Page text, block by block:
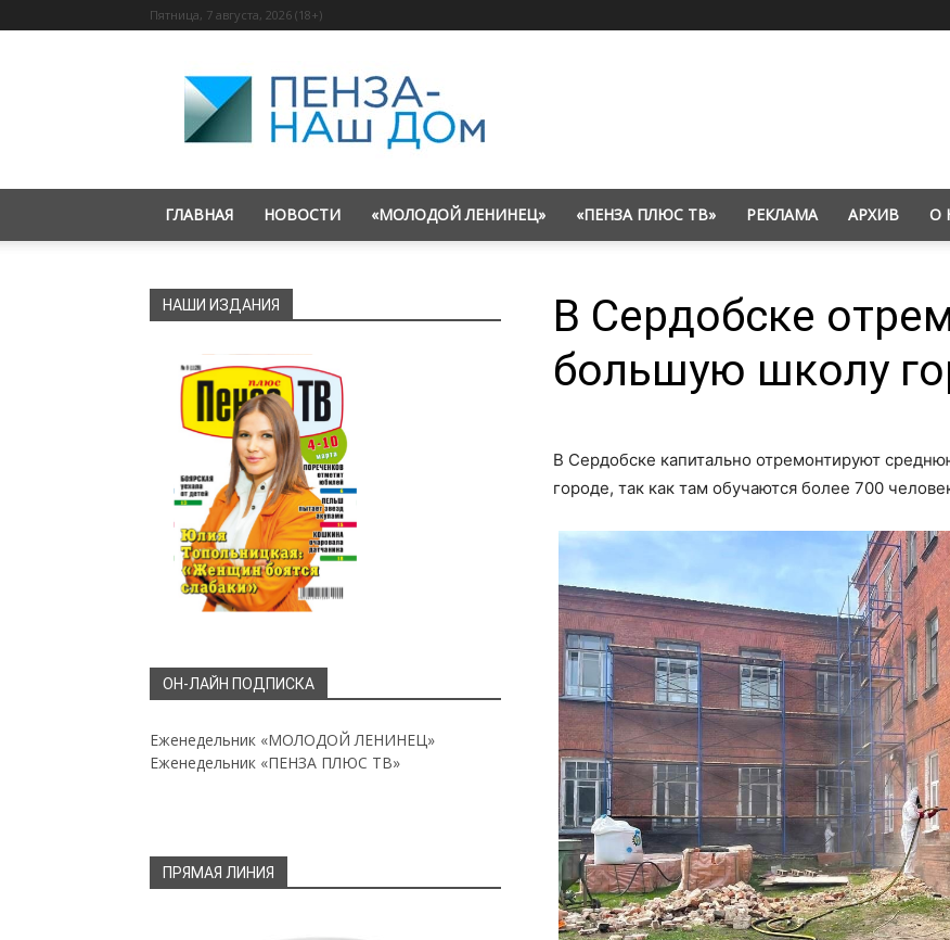
Пятница, 7 августа, 2026 (18+)
«Пенза
—
наш
дом»
ГЛАВНАЯ НОВОСТИ «МОЛОДОЙ ЛЕНИНЕЦ» «ПЕНЗА ПЛЮС ТВ» РЕКЛАМА АРХИВ О
В Сердобске
большую школу
В Сердобске капитально отремонтируют
городе, так как там обучаются более 700
НАШИ ИЗДАНИЯ
ОН-ЛАЙН ПОДПИСКА
Еженедельник «МОЛОДОЙ ЛЕНИНЕЦ»
Еженедельник «ПЕНЗА ПЛЮС ТВ»
ПРЯМАЯ ЛИНИЯ